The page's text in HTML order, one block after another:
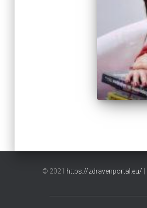
© 2021 https://zdravenportal.eu/ |